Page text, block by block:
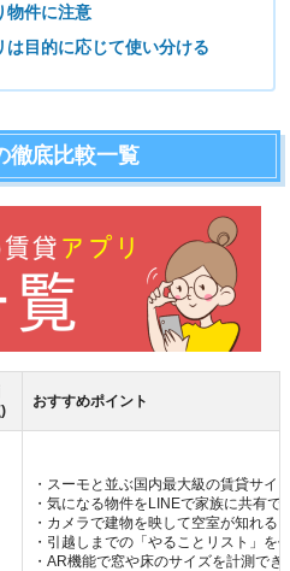
物件に注意
は目的に応じて使い分ける
徹底比較一覧
おすすめポイント
・スーモと並ぶ国内最大級の賃貸サイ
・気になる物件をLINEで家族に共有で
・カメラで建物を映して空室が知れる
・引越しまでの「やることリスト」を
・AR機能で窓や床のサイズを計測でき